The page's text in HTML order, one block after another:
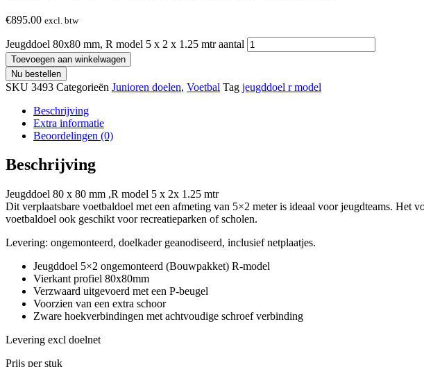
€895.00 excl. btw
Jeugddoel 80x80 mm, R model 5 x 2 x 1.25 mtr aantal
Toevoegen aan winkelwagen
Nu bestellen
SKU 3493 Categorieën Junioren doelen, Voetbal Tag jeugddoel r model
Beschrijving
Extra informatie
Beoordelingen (0)
Beschrijving
Jeugddoel 80 x 80 mm ,R model 5 x 2x 1.25 mtr
Dit verplaatsbare voetbaldoel met een afmeting van 5×2 meter is ideaal voor jeugdteams.
voetbaldoel ook geschikt voor recreatieparken of scholen.
Levering: ongemonteerd, doelkader geanodiseerd, inclusief netplaatjes.
Jeugddoel 5×2 ongemonteerd (Bouwpakket) R-model
Vierkant profiel 80x80mm
Verzwaard uitgevoerd met een P-beugel
Voorzien van een extra schoor
Zware hoekverbindingen met achtvoudige schroef verbinding
Levering excl doelnet
Prijs per stuk